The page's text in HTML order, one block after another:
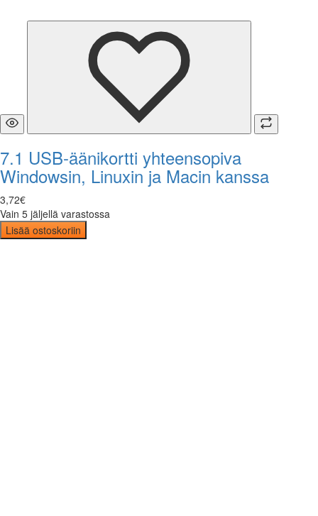
7.1 USB-äänikortti yhteensopiva
Windowsin, Linuxin ja Macin kanssa
3,72€
Vain 5 jäljellä varastossa
Lisää ostoskoriin